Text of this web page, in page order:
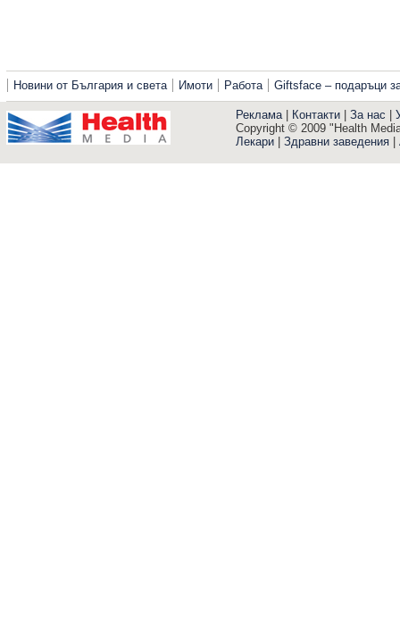
Новини от България и света Имоти Работа Giftsface – подаръци
Реклама| Контакти За нас
Copyright © 2009 "Health
Лекари
Здравни заведения